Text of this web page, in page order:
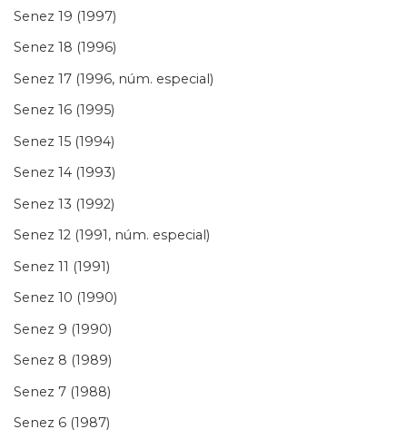
Senez 19 (1997)
Senez 18 (1996)
Senez 17 (1996, núm. especial)
Senez 16 (1995)
Senez 15 (1994)
Senez 14 (1993)
Senez 13 (1992)
Senez 12 (1991, núm. especial)
Senez 11 (1991)
Senez 10 (1990)
Senez 9 (1990)
Senez 8 (1989)
Senez 7 (1988)
Senez 6 (1987)